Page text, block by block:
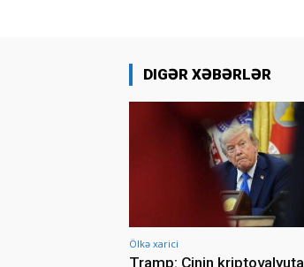
DIGƏR XƏBƏRLƏR
Ölkə xarici
Tramp: Çinin kriptovalyuta